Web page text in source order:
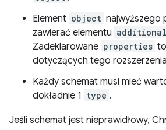
Element object najwyższego
zawierać elementu
Zadeklarowane properties
dotyczących tego
Każdy schemat musi mieć
dokładnie 1 type .
Jeśli schemat jest nieprawidłowy,